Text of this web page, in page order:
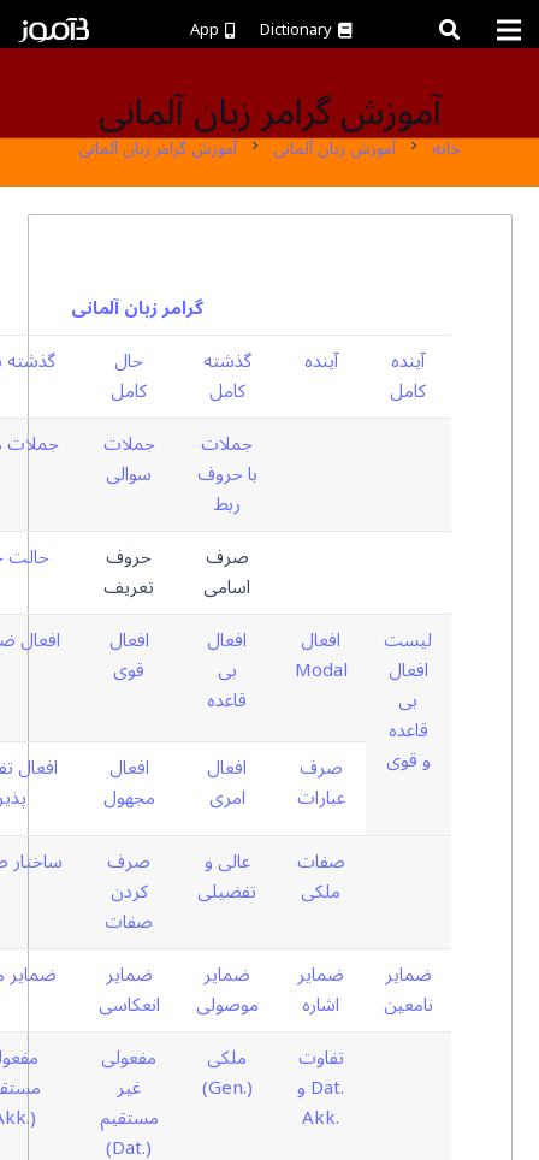
Dictionary
App
آموزش گرامر زبان آلمانیخانه chevron_right آموزش زبان آلمانی chevron_right آموزش گرامر زبان آلمانی
گرامر زبان آلمانی
آینده
کامل
آینده گذشته
کامل
حال
کامل
گذشته
جملات
با حروف
ربط
جملات
سوالی
جملات
صرف
اسامی
حروف
تعریف
حالت
لیست
افعال
بی
قاعده
و قوی
افعال
Modal
افعال
بی
قاعده
افعال
قوی
افعال
صرف
عبارات
افعال
امری
افعال
مجهول
افعال
صفات
ملکی
عالی و
تفضیلی
صرف
کردن
صفات
ضمایر
نامعین
ضمایر
اشاره
ضمایر
موصولی
ضمایر
انعکاسی
ضمایر
تفاوت
.Dat و
.Akk
ملکی
(.Gen)
مفعولی
غیر
مستقیم
(.Dat)
(.Akk)